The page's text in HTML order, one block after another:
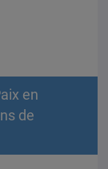
en
de